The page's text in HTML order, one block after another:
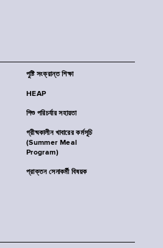
পুষ্টি সংক্রান্ত শিক্ষা
HEAP
শিশু পরিচর্যার সহায়তা
গ্রীষ্মকালীন খাবারের কর্মসূচি
(Summer Meal
Program)
প্রাক্তন সেনাকর্মী বিষয়ক